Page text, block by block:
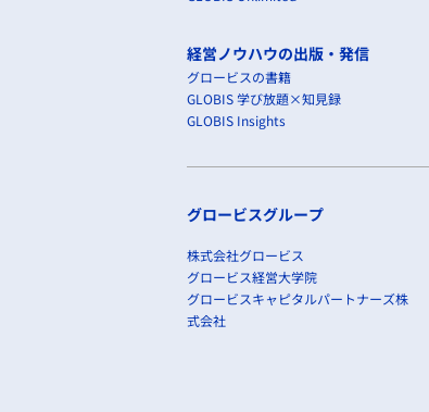
経営ノウハウの出版・発信
グロービスの書籍
GLOBIS 学び放題×知見録
GLOBIS Insights
グロービスグループ
株式会社グロービス
グロービス経営大学院
グロービスキャピタルパートナーズ株
式会社